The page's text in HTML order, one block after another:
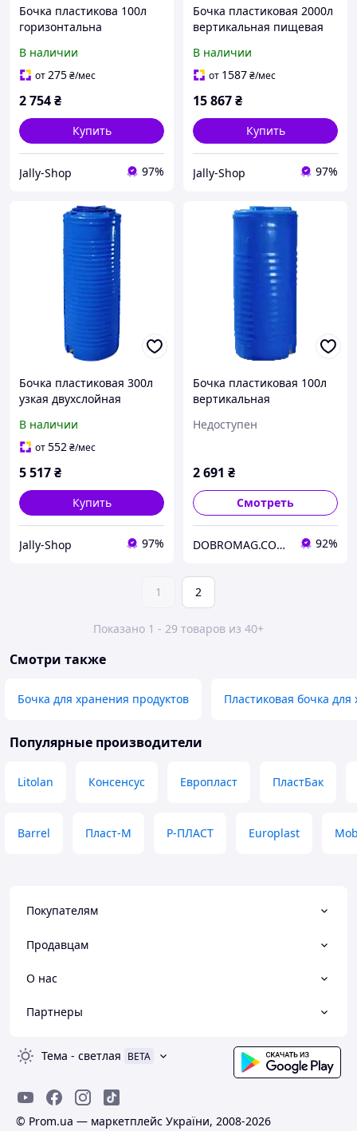
Бочка пластикова 100л
горизонтальна
Європласт
В наличии
от275₴/мес
2 754₴
Купить
Jally-Shop 97%
Бочка пластиковая 2000л
вертикальная пищевая
В наличии
от 1587₴/мес
15 867₴
Купить
Jally-Shop 97%
Бочка пластиковая 300л
узкая двухслойная
В наличии
от552₴/мес
5 517₴
Купить
Jally-Shop 97%
Бочка пластиковая 100л
вертикальная
Рото Европласт
Недоступен
2 691 ₴
Смотреть
DOBROMAG.COM.UA - ДОБРОМАГ 92%
1 2
Показано 1 - 29 товаров из 40+
Смотри также
Бочка для хранения продуктов Пластиковая бочка
Популярные производители
Litolan Консенсус Европласт ПластБак
Barrel Пласт-М Р-ПЛАСТ Europlast
Покупателям
Продавцам
О нас
Партнеры
Тема - светлая BETA
© Prom.ua — маркетплейс України, 2008-2026